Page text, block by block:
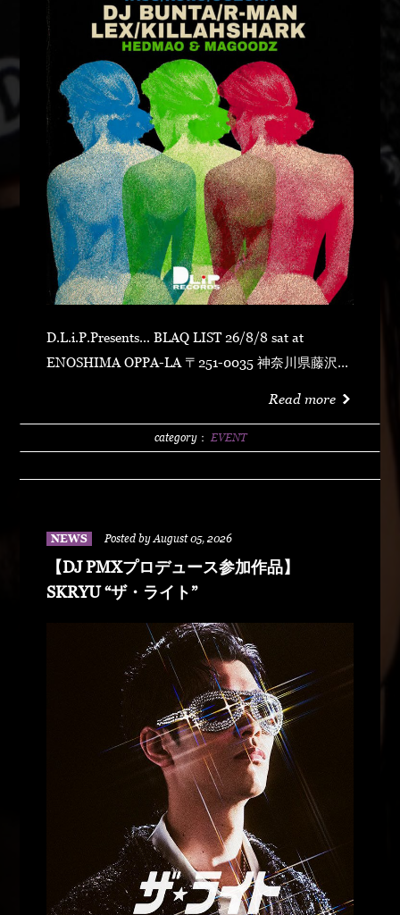
D.L.i.P.Presents... BLAQ LIST 26/8/8 sat at
ENOSHIMA OPPA-LA 〒251-0035 神奈川県藤沢市
2500/1dLADY'S FREE HOTTS GUEST DJ PMX
MANLEXKILLAHSHARKHEDMAO & MAGOODZ
Read more
category： EVENT
NEWS Posted by August 05, 2026
【DJ PMXプロデュース参加作品】
SKRYU “ザ・ライト”